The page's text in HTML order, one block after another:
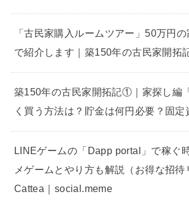
「古民家購入ルームツアー」50万円
で紹介します｜築150年の古民家開拓
築150年の古民家開拓記①｜家探し編
く買う方法は？貯金は何円必要？固定
LINEゲームの「Dapp portal」で稼ぐ
メゲームとやり方も解説（お得な招待
Cattea｜social.meme